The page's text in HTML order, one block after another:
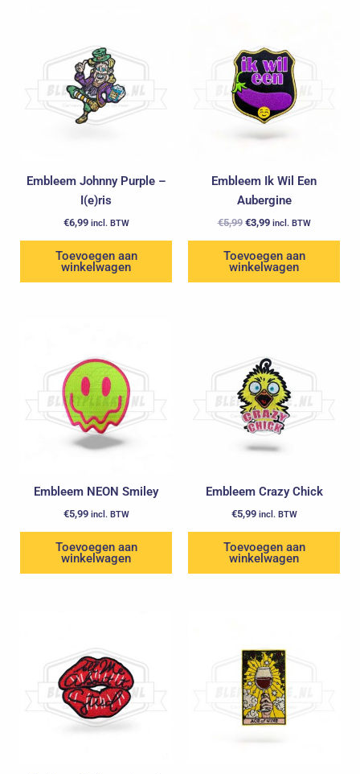
Embleem Johnny Purple –
I(e)ris
€6,99 incl. BTW
Toevoegen aan
winkelwagen
Embleem Ik Wil Een
Aubergine
€5,99
€5,99.
€3,99
€3,99.
incl. BTW
Toevoegen aan
winkelwagen
Embleem NEON Smiley
€5,99 incl. BTW
Toevoegen aan
winkelwagen
Embleem Crazy Chick
€5,99 incl. BTW
Toevoegen aan
winkelwagen